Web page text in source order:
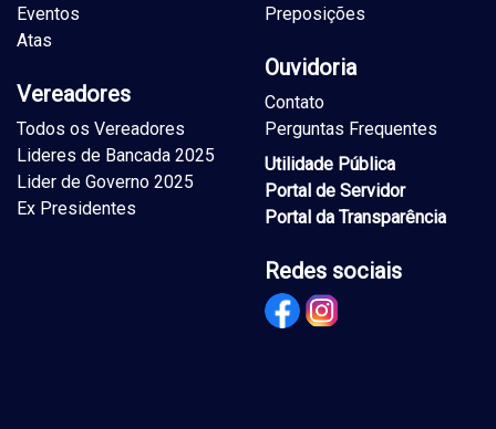
Eventos
Atas
Vereadores
Todos os Vereadores
Lideres de Bancada 2025
Lider de Governo 2025
Ex Presidentes
Preposições
Ouvidoria
Contato
Perguntas Frequentes
Utilidade Pública
Portal de Servidor
Portal da Transparência
Redes sociais